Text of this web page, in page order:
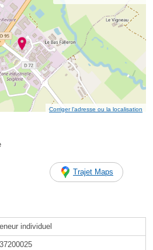
Corriger l’adresse ou la localisation
Trajet Maps
individuel